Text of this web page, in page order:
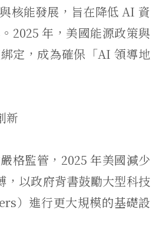
核能發展， 旨在降低 AI 資
2025 年，美國能源政策與
定，成為確保「AI 領導地
新
格監管，2025 年美國減少
，以政府背書鼓勵大型科技
）進行更大規模的基礎設